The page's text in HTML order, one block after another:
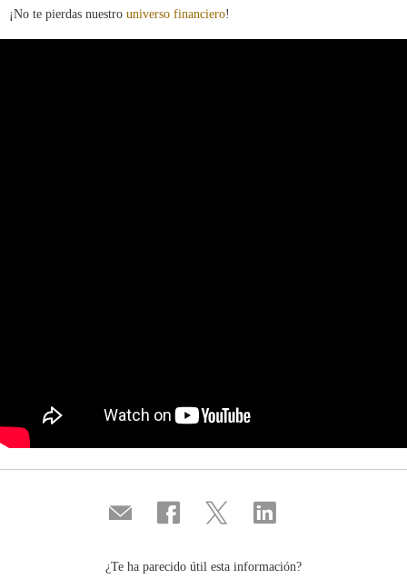
¡No te pierdas nuestro universo financiero!
Compartir
por
Compartir
en
Compartir
en
Compartir
en
¿Te ha parecido útil esta información?